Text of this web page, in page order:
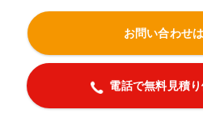
お問い合わせ
電話で無料見積